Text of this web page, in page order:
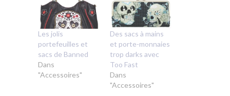
Les jolis
portefeuilles et
sacs de Banned
Dans
"Accessoires"
Des sacs à mains
et porte-monnaies
trop darks avec
Too Fast
Dans
"Accessoires"